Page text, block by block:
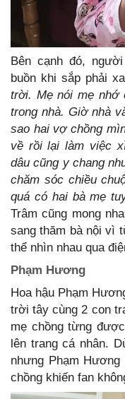
Bên cạnh đó,
buồn khi sắp phải
trời. Mẹ nói mẹ nhớ
trong nhà. Giờ nhà
sao hai vợ chồng
về rồi lại làm việc
dâu cũng y chang
chăm sóc chiều
quá có hai bà mẹ
Trâm cũng mong
sang thăm bà nội vì
thể nhìn nhau qua
Phạm Hương
Hoa hậu Phạm
trời tây cùng 2 con
mẹ chồng từng
lên trang cá nhân.
nhưng Phạm
chồng khiến fan